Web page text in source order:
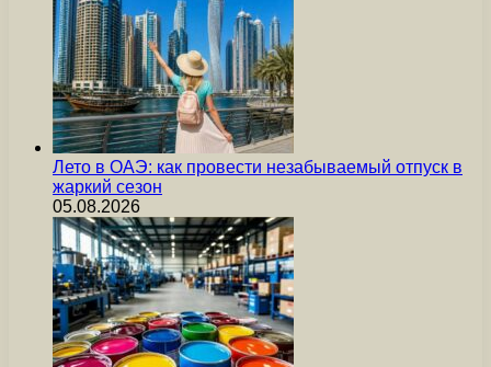
Лето в ОАЭ: как провести незабываемый отпуск в
жаркий сезон
05.08.2026